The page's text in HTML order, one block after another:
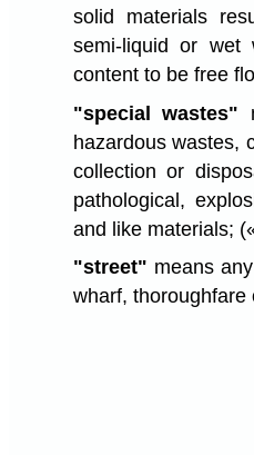
solid materials
semi-liquid or wet
content to be free
"special wastes"
hazardous wastes,
collection or
pathological,
and like materials;
"street" means
wharf, thoroughfare